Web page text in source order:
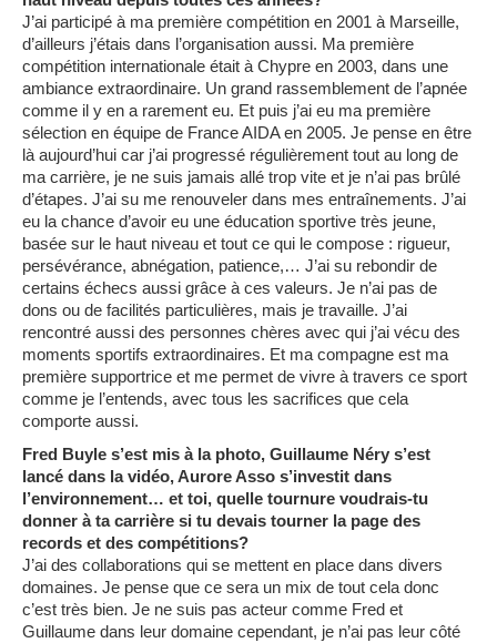
J’ai participé à ma première compétition en 2001 à Marseille,
d’ailleurs j’étais dans l’organisation aussi. Ma première
compétition internationale était à Chypre en 2003, dans une
ambiance extraordinaire. Un grand rassemblement de l’apnée
comme il y en a rarement eu. Et puis j’ai eu ma première
sélection en équipe de France AIDA en 2005. Je pense en être
là aujourd’hui car j’ai progressé régulièrement tout au long de
ma carrière, je ne suis jamais allé trop vite et je n’ai pas brûlé
d’étapes. J’ai su me renouveler dans mes entraînements. J’ai
eu la chance d’avoir eu une éducation sportive très jeune,
basée sur le haut niveau et tout ce qui le compose : rigueur,
persévérance, abnégation, patience,… J’ai su rebondir de
certains échecs aussi grâce à ces valeurs. Je n’ai pas de
dons ou de facilités particulières, mais je travaille. J’ai
rencontré aussi des personnes chères avec qui j’ai vécu des
moments sportifs extraordinaires. Et ma compagne est ma
première supportrice et me permet de vivre à travers ce sport
comme je l’entends, avec tous les sacrifices que cela
comporte aussi.
Fred Buyle s’est mis à la photo, Guillaume Néry s’est
lancé dans la vidéo, Aurore Asso s’investit dans
l’environnement… et toi, quelle tournure voudrais-tu
donner à ta carrière si tu devais tourner la page des
records et des compétitions?
J’ai des collaborations qui se mettent en place dans divers
domaines. Je pense que ce sera un mix de tout cela donc
c’est très bien. Je ne suis pas acteur comme Fred et
Guillaume dans leur domaine cependant, je n’ai pas leur côté